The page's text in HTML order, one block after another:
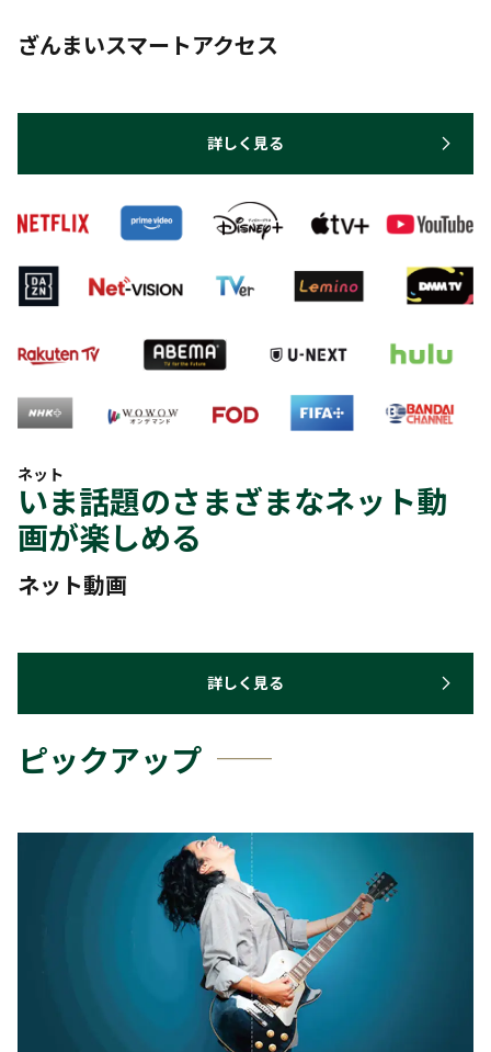
ざんまいスマートアクセス
詳しく見る
ネット
いま話題のさまざまなネット動
画が楽しめる
ネット動画
詳しく見る
ピックアップ